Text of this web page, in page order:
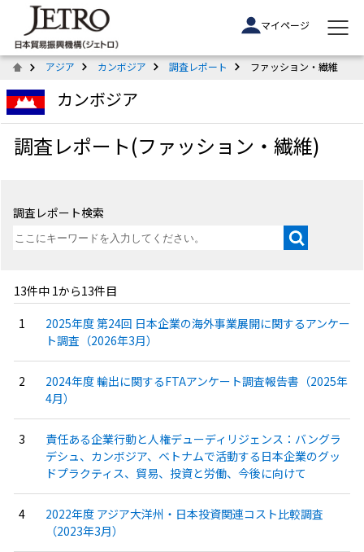
マイページ
アジア カンボジア 調査レポート ファッション・繊維
カンボジア
調査レポート(ファッション・繊維)
調査レポート検索
13件中 1から13件目
2025年度 第24回 日本企業の海外事業展開に関するアンケー
ト調査（2026年3月）
2024年度 輸出に関するFTAアンケート調査報告書（2025年
4月）
責任ある企業行動と人権デューディリジェンス：バングラ
デシュ、カンボジア、ベトナムで活動する日本企業のグッ
ドプラクティス、貿易、投資と労働、今後に向けて
2022年度 アジア大洋州・日本投資関連コスト比較調査
（2023年3月）